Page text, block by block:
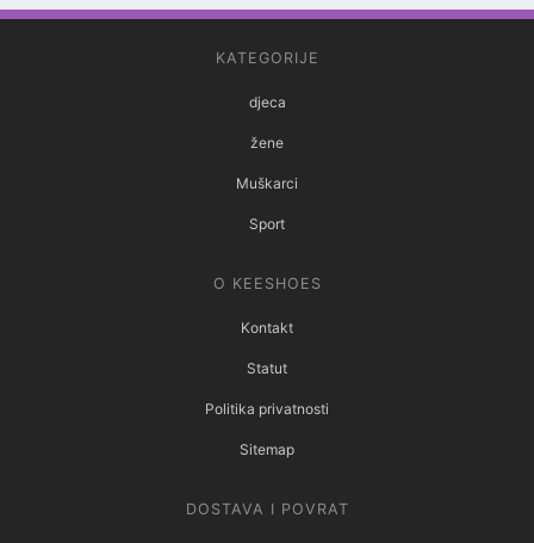
KATEGORIJE
djeca
žene
Muškarci
Sport
O KEESHOES
Kontakt
Statut
Politika privatnosti
Sitemap
DOSTAVA I POVRAT